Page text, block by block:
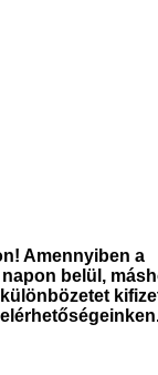
Amennyiben a
belül,